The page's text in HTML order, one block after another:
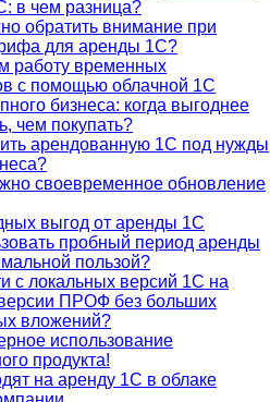
в чем разница?
обратить внимание при
для аренды 1С?
работу временных
с помощью облачной 1С
бизнеса: когда выгоднее
чем покупать?
арендованную 1С под нужды
своевременное обновление
выгод от аренды 1С
пробный период аренды
пользой?
с локальных версий 1С на
ПРОФ без больших
вложений?
использование
продукта!
на аренду 1С в облаке